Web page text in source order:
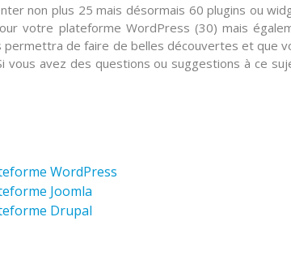
non plus 25 mais désormais 60 plugins ou
votre plateforme WordPress (30) mais
permettra de faire de belles découvertes et que
vous avez des questions ou suggestions à ce
WordPress
Joomla
Drupal